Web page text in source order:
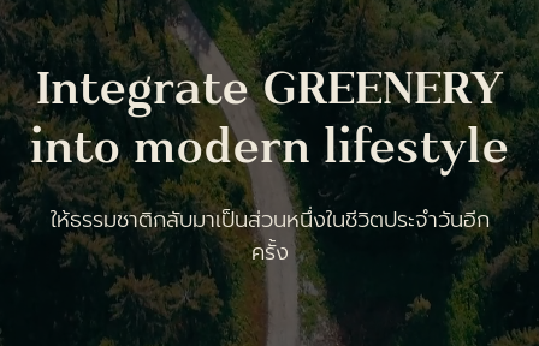
Integrate GREENERY
into modern lifestyle
ให้ธรรมชาติกลับมาเป็นส่วนหนึ่งในชีวิตประจำวันอีก
ครั้ง